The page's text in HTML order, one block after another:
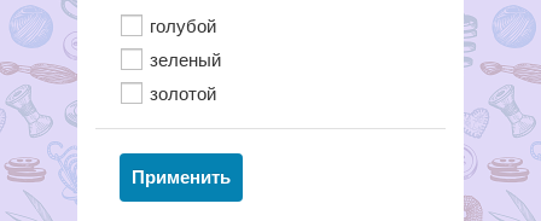
голубой
зеленый
золотой